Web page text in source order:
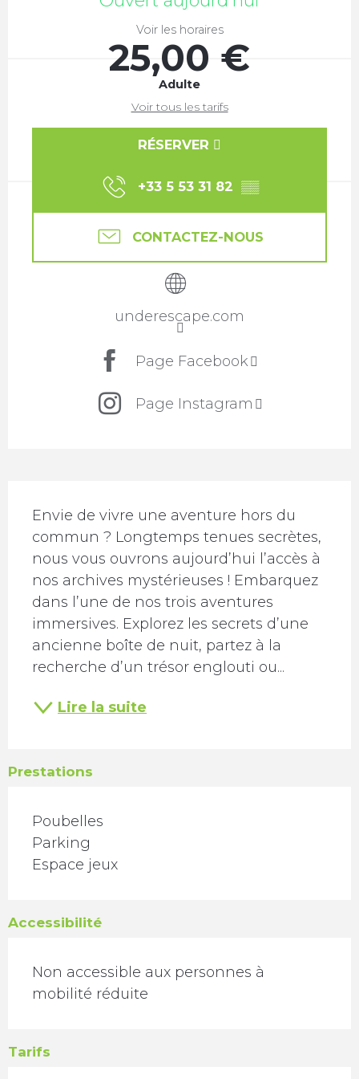
Voir les horaires
25,00 €
Adulte
Voir tous les tarifs
RÉSERVER
+33 5 53 31 82 ▒▒
CONTACTEZ-NOUS
underescape.com
Page Facebook
Page Instagram
Description
Envie de vivre une aventure hors du
commun ? Longtemps tenues secrètes,
nous vous ouvrons aujourd’hui l’accès à
nos archives mystérieuses ! Embarquez
dans l’une de nos trois aventures
immersives. Explorez les secrets d’une
ancienne boîte de nuit, partez à la
recherche d’un trésor englouti ou...
Lire la suite
Prestations
Poubelles
Parking
Espace jeux
Accessibilité
Non accessible aux personnes à
mobilité réduite
Tarifs